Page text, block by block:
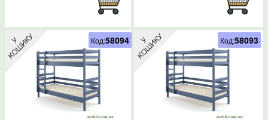
Код:58094 Код:58093